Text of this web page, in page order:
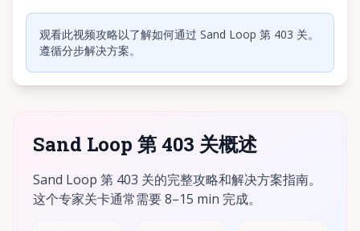
观看此视频攻略以了解如何通过 Sand Loop 第 403 关。
遵循分步解决方案。
Sand Loop 第 403 关概述
Sand Loop 第 403 关的完整攻略和解决方案指南。
这个专家关卡通常需要 8–15 min 完成。